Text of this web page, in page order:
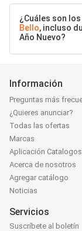
¿Cuáles son
Bello, incluso
Año Nuevo?
Información
Preguntas más
¿Quieres anunciar?
Todas las ofertas
Marcas
Aplicación
Acerca de nosotros
Agregar catálogo
Noticias
Servicios
Suscríbete al boletín